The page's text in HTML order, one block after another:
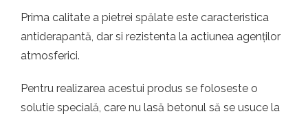
Prima calitate a pietrei spălate este caracteristica
antiderapantă, dar si rezistenta la actiunea agenților
atmosferici.
Pentru realizarea acestui produs se foloseste o
solutie specială, care nu lasă betonul să se usuce la